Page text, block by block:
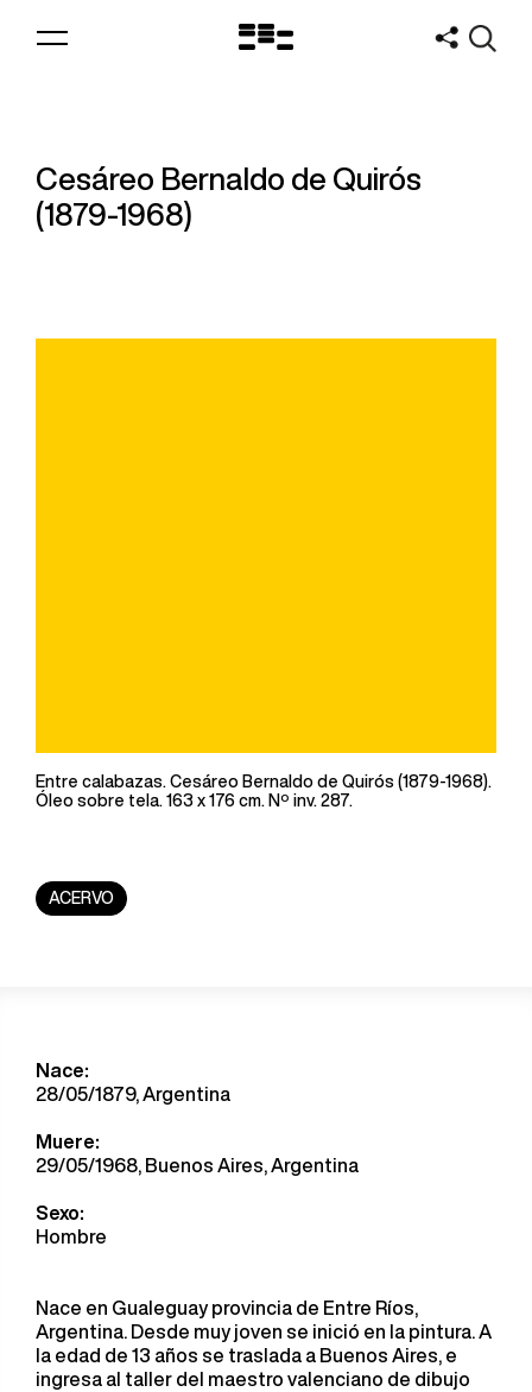
Logo
Cesáreo Bernaldo de Quirós
(1879-1968)
Entre calabazas. Cesáreo Bernaldo de Quirós (1879-1968).
Óleo sobre tela. 163 x 176 cm. Nº inv. 287.
ACERVO
Nace:
28/05/1879, Argentina
Muere:
29/05/1968, Buenos Aires, Argentina
Sexo:
Hombre
Nace en Gualeguay provincia de Entre Ríos,
Argentina. Desde muy joven se inició en la pintura. A
la edad de 13 años se traslada a Buenos Aires, e
ingresa al taller del maestro valenciano de dibujo